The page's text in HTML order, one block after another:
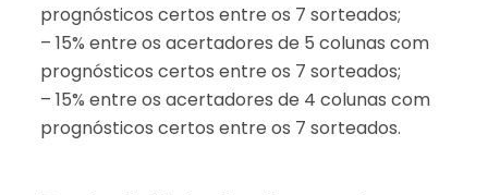
prognósticos certos entre os 7 sorteados;
– 15% entre os acertadores de 5 colunas com
prognósticos certos entre os 7 sorteados;
– 15% entre os acertadores de 4 colunas com
prognósticos certos entre os 7 sorteados.